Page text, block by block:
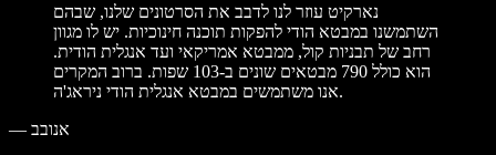
נארקיט עוזר לנו לדבב את הסרטונים שלנו, שבהם
השתמשנו במבטא הודי להפקות תוכנה חינוכיות. יש לו מגוון
רחב של תבניות קול, ממבטא אמריקאי ועד אנגלית הודית.
הוא כולל 790 מבטאים שונים ב-103 שפות. ברוב המקרים
אנו משתמשים במבטא אנגלית הודי ניראג'ה.
— אנובב